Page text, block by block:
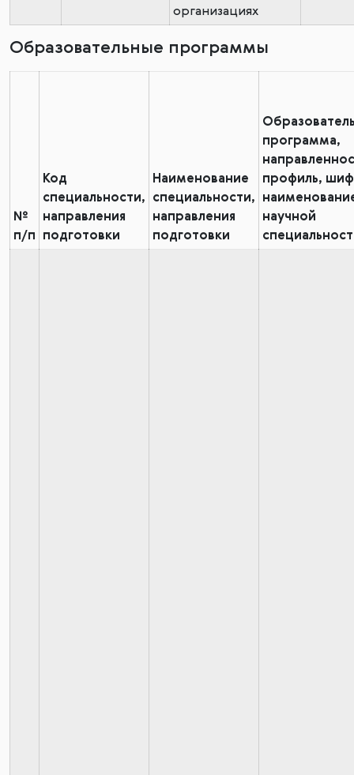
организациях
Образовательные программы
№
п/п
Код
специальности,
направления
подготовки
Наименование
специальности,
направления
подготовки
программа,
профиль,
научной